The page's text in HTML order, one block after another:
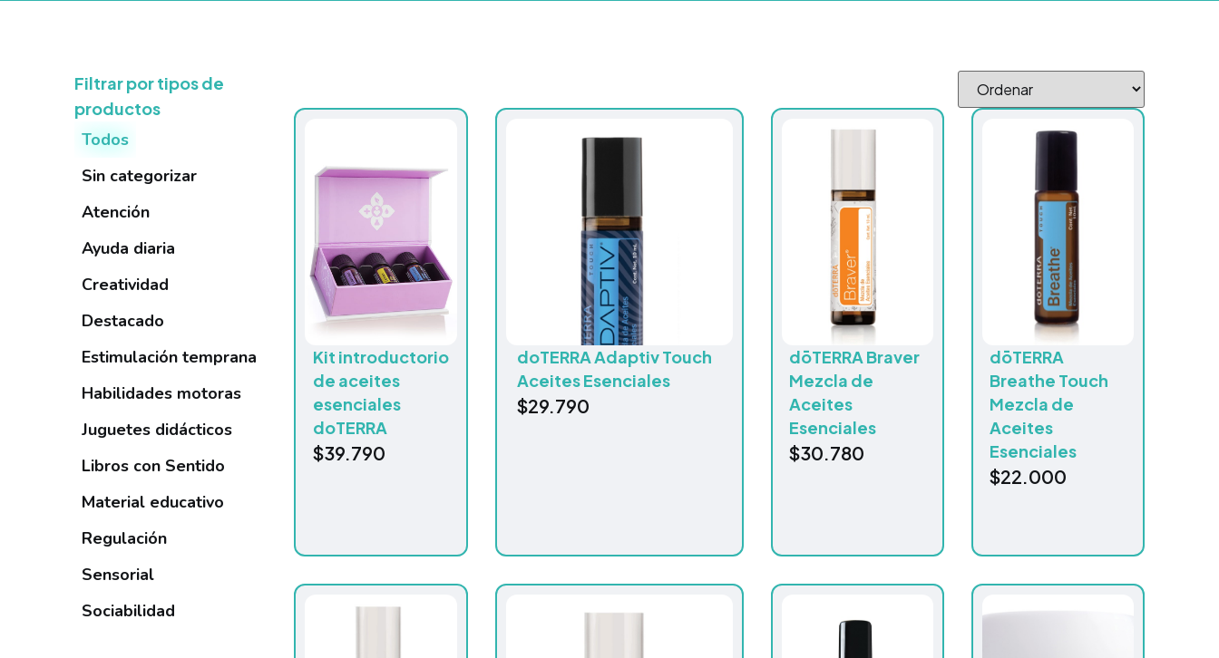
Filtrar por tipos de
productos
Sin categorizar
Atención
Ayuda diaria
Creatividad
Destacado
Estimulación temprana
Habilidades motoras
Juguetes didácticos
Libros con Sentido
Material educativo
Regulación
Sensorial
Sociabilidad
Todos
Kit introductorio
de aceites
esenciales
doTERRA
$39.790
doTERRA Adaptiv Touch
Aceites Esenciales
$29.790
dōTERRA Braver
Mezcla de
Aceites
Esenciales
$30.780
dōTERRA
Breathe Touch
Mezcla de
Aceites
Esenciales
$22.000